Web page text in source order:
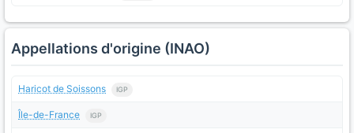
Appellations d'origine (INAO)
Haricot de Soissons IGP
Île-de-France IGP